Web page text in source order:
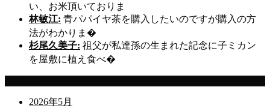
い、お米頂いておりま
林敏江: 青パパイヤ茶を購入したいのですが購入の方
法がわかりま�
杉尾久美子: 祖父が私達孫の生まれた記念に子ミカン
を屋敷に植え食べ�
2026年5月